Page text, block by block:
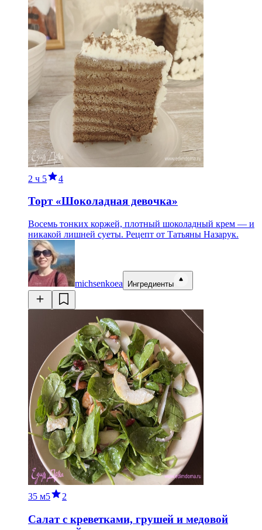
2 ч 5 4
Торт «Шоколадная девочка»
Восемь тонких коржей, плотный шоколадный крем — и
никакой лишней суеты. Рецепт от Татьяны Назарук.
michsenkoea Ингредиенты
35 м5 2
Салат с креветками, грушей и медовой